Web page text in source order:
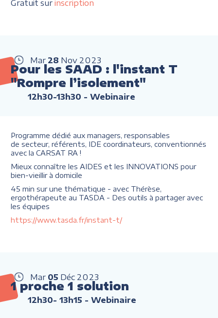
Gratuit surinscription
Mar 28 Nov 2023
Pour les SAAD : l'instant T
"Rompre l’isolement"
12h30-13h30 - Webinaire
Programme dédié aux managers, responsables
de secteur, référents, IDE coordinateurs, conventionnés
avec la CARSAT RA !
Mieux connaître les AIDES et les INNOVATIONS pour
bien-vieillir à domicile
45 min sur une thématique - avec Thérèse,
ergothérapeute au TASDA - Des outils à partager avec
les équipes
https://www.tasda.fr/instant-t/
Mar 05 Déc 2023
1 proche 1 solution
12h30- 13h15 - Webinaire